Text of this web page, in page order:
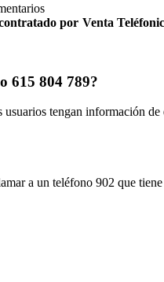
por Venta
615 804 789?
usuarios tengan información
a un teléfono 902 que